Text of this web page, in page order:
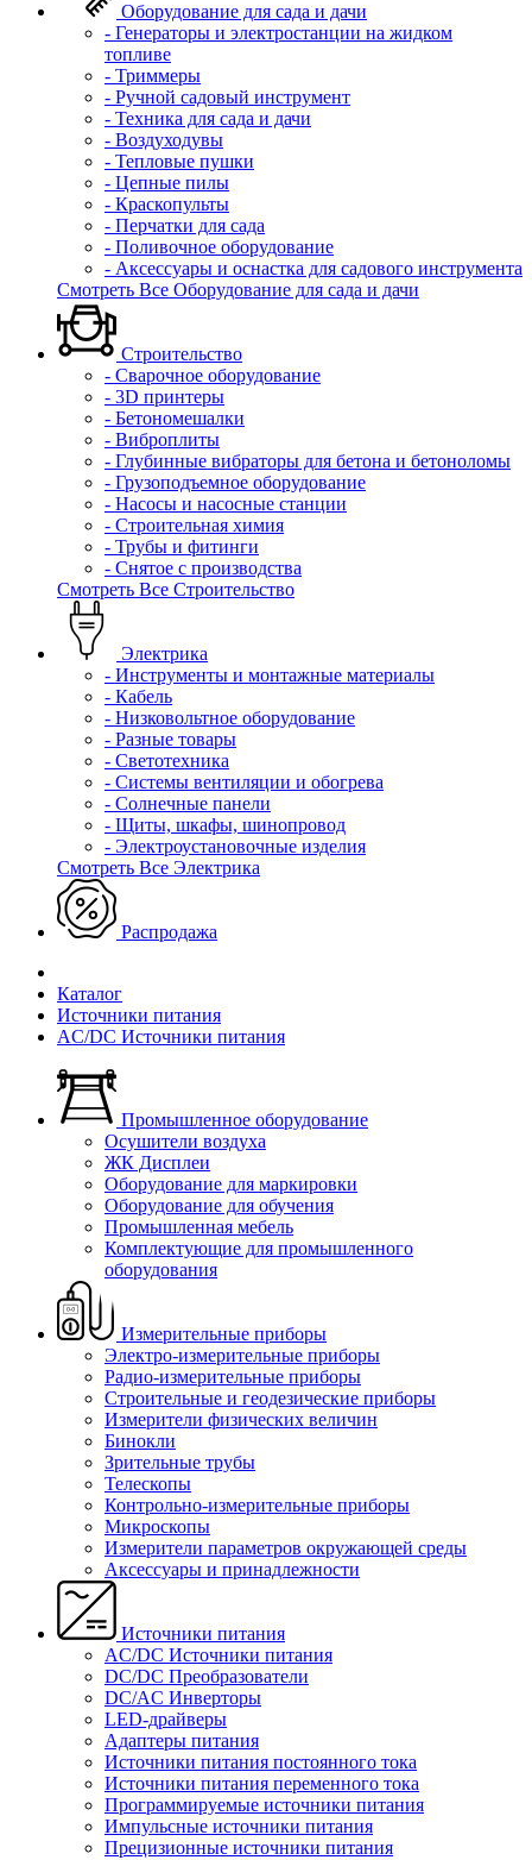
Оборудование для сада и дачи
- Генераторы и электростанции на жидком
топливе
- Триммеры
- Ручной садовый инструмент
- Техника для сада и дачи
- Воздуходувы
- Тепловые пушки
- Цепные пилы
- Краскопульты
- Перчатки для сада
- Поливочное оборудование
- Аксессуары и оснастка для садового инструмента
Смотреть Все Оборудование для сада и дачи
Строительство
- Сварочное оборудование
- 3D принтеры
- Бетономешалки
- Виброплиты
- Глубинные вибраторы для бетона и бетоноломы
- Грузоподъемное оборудование
- Насосы и насосные станции
- Строительная химия
- Трубы и фитинги
- Снятое с производства
Смотреть Все Строительство
Электрика
- Инструменты и монтажные материалы
- Кабель
- Низковольтное оборудование
- Разные товары
- Светотехника
- Системы вентиляции и обогрева
- Солнечные панели
- Щиты, шкафы, шинопровод
- Электроустановочные изделия
Смотреть Все Электрика
Распродажа
Каталог
Источники питания
AC/DC Источники питания
Промышленное оборудование
Осушители воздуха
ЖК Дисплеи
Оборудование для маркировки
Оборудование для обучения
Промышленная мебель
Комплектующие для промышленного
оборудования
Измерительные приборы
Электро-измерительные приборы
Радио-измерительные приборы
Строительные и геодезические приборы
Измерители физических величин
Бинокли
Зрительные трубы
Телескопы
Контрольно-измерительные приборы
Микроскопы
Измерители параметров окружающей среды
Аксессуары и принадлежности
Источники питания
AC/DC Источники питания
DC/DC Преобразователи
DC/AC Инверторы
LED-драйверы
Адаптеры питания
Источники питания постоянного тока
Источники питания переменного тока
Программируемые источники питания
Импульсные источники питания
Прецизионные источники питания